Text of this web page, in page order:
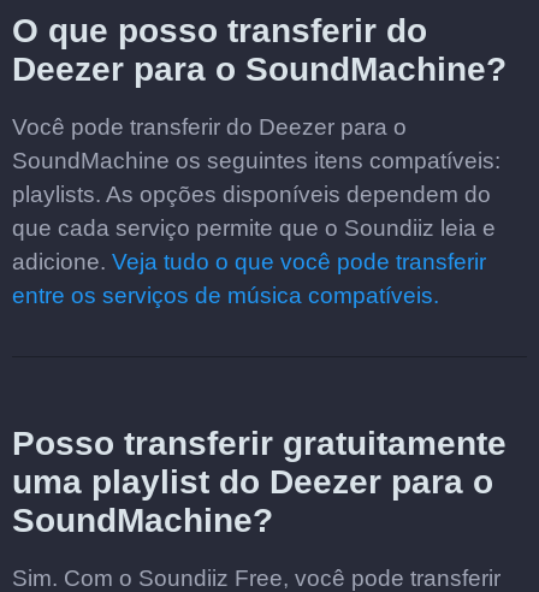
O que posso transferir do
Deezer para o SoundMachine?
Você pode transferir do Deezer para o
SoundMachine os seguintes itens compatíveis:
playlists. As opções disponíveis dependem do
que cada serviço permite que o Soundiiz leia e
adicione. Veja tudo o que você pode transferir
entre os serviços de música compatíveis.
Posso transferir gratuitamente
uma playlist do Deezer para o
SoundMachine?
Sim. Com o Soundiiz Free, você pode transferir